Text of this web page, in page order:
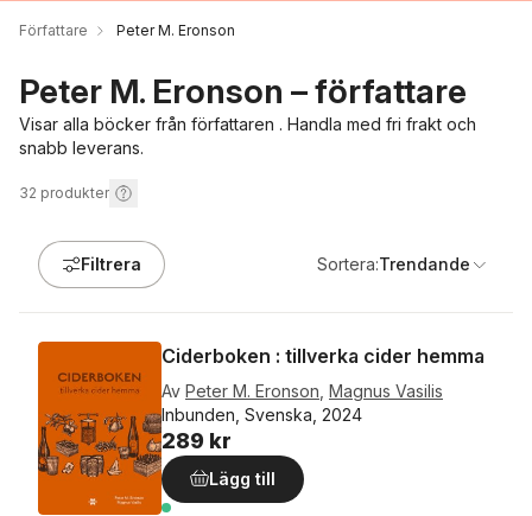
Författare Peter M. Eronson
Peter M. Eronson – författare
Visar alla böcker från författaren . Handla med fri frakt och
snabb leverans.
32 produkter
Filtrera Sortera:Trendande
Ciderboken : tillverka cider hemma
Av Peter M. Eronson Magnus Vasilis
Inbunden, Svenska, 2024
289 kr
Lägg till